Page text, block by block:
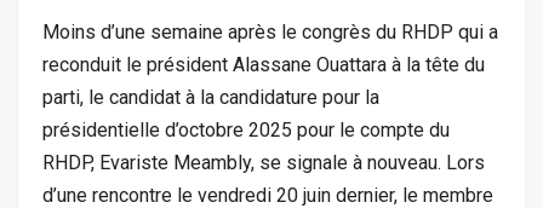
Moins d’une semaine après le congrès du RHDP qui a
reconduit le président Alassane Ouattara à la tête du
parti, le candidat à la candidature pour la
présidentielle d’octobre 2025 pour le compte du
RHDP, Evariste Meambly, se signale à nouveau. Lors
d’une rencontre le vendredi 20 juin dernier, le membre